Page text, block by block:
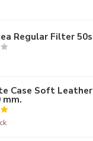
Regular Filter 50s
Case Soft Leather
mm.